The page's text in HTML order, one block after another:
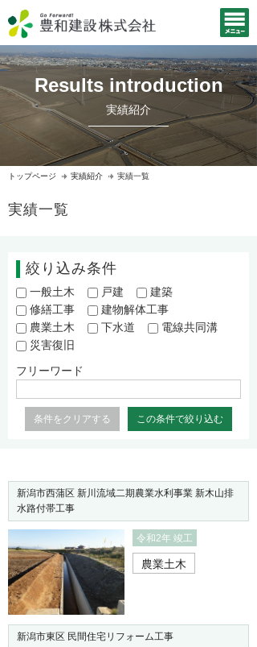
Results introduction
実績紹介
トップページ 実績紹介 実績一覧
実績一覧
絞り込み条件
一般土木 戸建
建築
修繕工事
建物解体工事
農業土木
下水道
電線共同溝
災害復旧
フリーワード
条件をクリアする
新潟市西蒲区 新川流域二期農業水利事業 新木山排
水路付帯工事
令和2年 竣工
農業土木
新潟市東区 民間住宅リフォーム工事